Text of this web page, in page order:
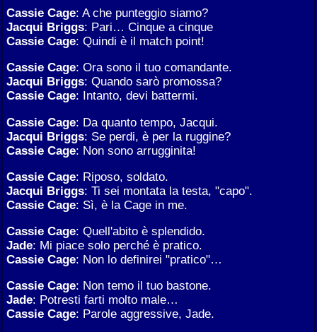
Cassie Cage: A che punteggio siamo?
Jacqui Briggs: Pari… Cinque a cinque
Cassie Cage: Quindi è il match point!
Cassie Cage: Ora sono il tuo comandante.
Jacqui Briggs: Quando sarò promossa?
Cassie Cage: Intanto, devi battermi.
Cassie Cage: Da quanto tempo, Jacqui.
Jacqui Briggs: Se perdi, è per la ruggine?
Cassie Cage: Non sono arrugginita!
Cassie Cage: Riposo, soldato.
Jacqui Briggs: Ti sei montata la testa, "capo".
Cassie Cage: Sì, è la Cage in me.
Cassie Cage: Quell'abito è splendido.
Jade: Mi piace solo perché è pratico.
Cassie Cage: Non lo definirei "pratico"…
Cassie Cage: Non temo il tuo bastone.
Jade: Potresti farti molto male…
Cassie Cage: Parole aggressive, Jade.